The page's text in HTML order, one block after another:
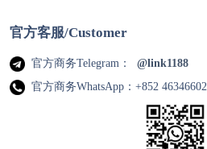
官方客服/Customer
官方商务Telegram：
@link1188
官方商务WhatsApp：+852 46346602